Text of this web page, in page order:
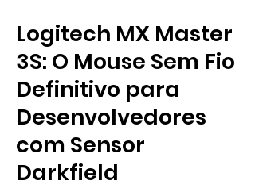
Logitech MX Master
3S: O Mouse Sem Fio
Definitivo para
Desenvolvedores
com Sensor
Darkfield